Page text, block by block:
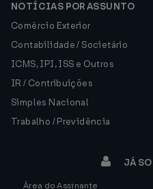
NOTÍCIAS POR ASSUNTO
Comércio Exterior
Contabilidade / Societário
ICMS, IPI, ISS e Outros
IR / Contribuições
Simples Nacional
Trabalho / Previdência
JÁ
Área do Assinante